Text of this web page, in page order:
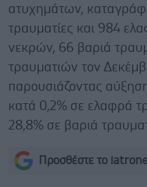
ατυχημάτων,
τραυματίες και 984
νεκρών, 66 βαριά
τραυματιών τον
παρουσιάζοντας
κατά 0,2% σε ελαφρά
28,8% σε βαριά
Προσθέστε το